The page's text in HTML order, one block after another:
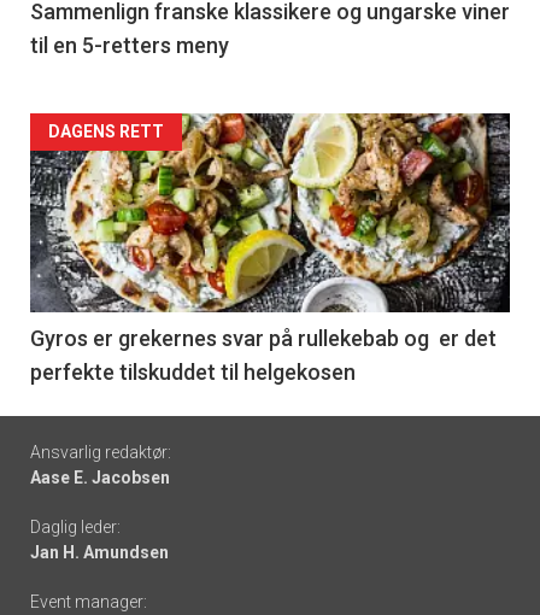
5
Sammenlign franske klassikere og ungarske viner
til en 5-retters meny
Forsiden
akkurat
nå
-
6
DAGENS RETT
Gyros er grekernes svar på rullekebab og er det
perfekte tilskuddet til helgekosen
Footer
-
links
Ansvarlig redaktør:
Aase E. Jacobsen
Daglig leder:
Jan H. Amundsen
Event manager: